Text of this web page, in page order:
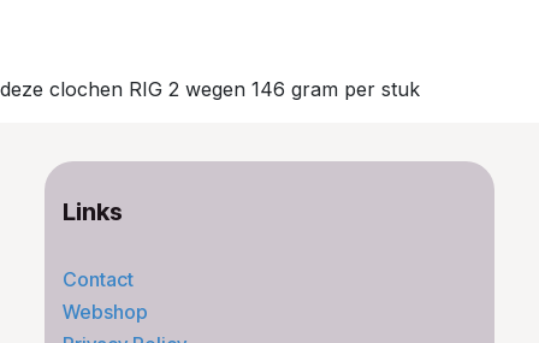
deze clochen RIG 2 wegen 146 gram per stuk
Links
Contact
Webshop